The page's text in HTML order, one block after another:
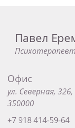
Павел
Офис
ул. Северная,
350000
+7 918 414-59-64